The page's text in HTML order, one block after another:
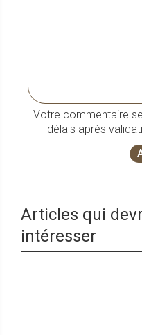
Votre commentaire
délais après
Articles qui
intéresser